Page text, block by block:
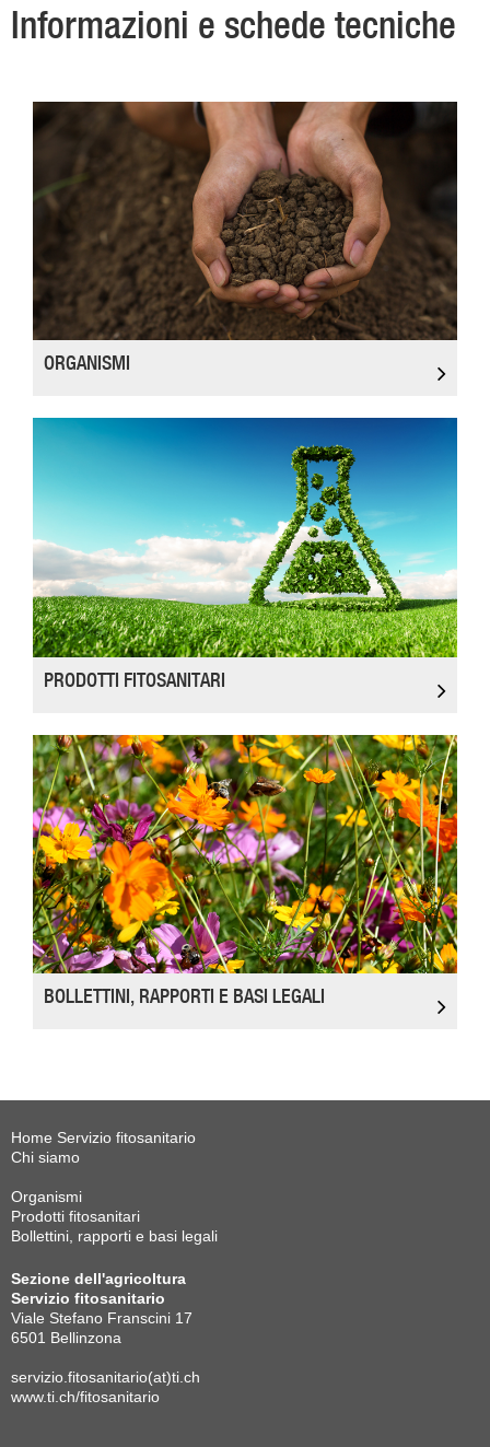
Informazioni e schede tecniche
ORGANISMI
PRODOTTI FITOSANITARI
BOLLETTINI, RAPPORTI E BASI LEGALI
Home Servizio fitosanitario
Chi siamo
Organismi
Prodotti fitosanitari
Bollettini, rapporti e basi legali
Sezione dell'agricoltura
Servizio fitosanitario
Viale Stefano Franscini 17
6501 Bellinzona
servizio.fitosanitario(at)ti.ch
www.ti.ch/fitosanitario